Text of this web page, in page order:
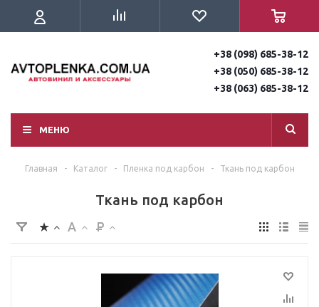
+38 (098) 685-38-12
+38 (050) 685-38-12
+38 (063) 685-38-12
МЕНЮ
Главная - Каталог - Пленка под карбон - Ткань под карбон
Ткань под карбон